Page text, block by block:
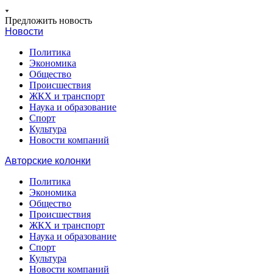
Предложить новость
Новости
Политика
Экономика
Общество
Происшествия
ЖКХ и транспорт
Наука и образование
Спорт
Культура
Новости компаний
Авторские колонки
Политика
Экономика
Общество
Происшествия
ЖКХ и транспорт
Наука и образование
Спорт
Культура
Новости компаний